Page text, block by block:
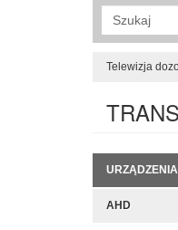
Wyszukiwanie
Telewizja
AHD